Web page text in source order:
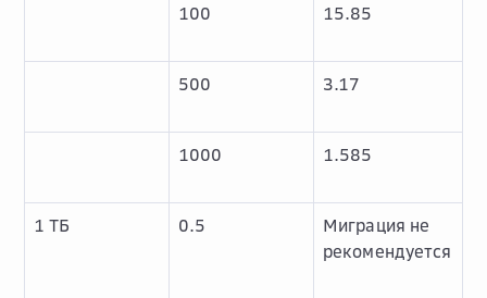
100 15.85
500 3.17
1000 1.585
1 ТБ 0.5
Миграция не
рекомендуется